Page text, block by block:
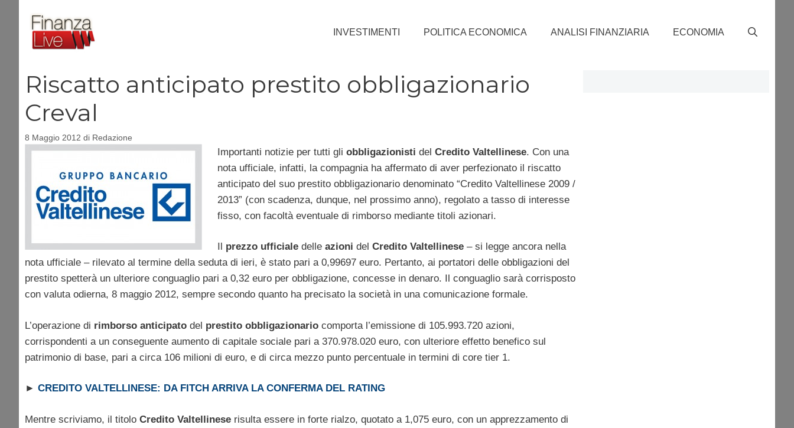
contenuto
INVESTIMENTI POLITICA ECONOMICA ANALISI FINANZIARIA ECONOMIA
Riscatto anticipato prestito obbligazionario
Creval
8 Maggio 2012 di Redazione
Importanti notizie per tutti gli obbligazionisti del Credito Valtellinese. Con una
nota ufficiale, infatti, la compagnia ha affermato di aver perfezionato il riscatto
anticipato del suo prestito obbligazionario denominato “Credito Valtellinese 2009 /
2013” (con scadenza, dunque, nel prossimo anno), regolato a tasso di interesse
fisso, con facoltà eventuale di rimborso mediante titoli azionari.
prezzo ufficialedelle azioni del Credito Valtellinese– si legge ancora nella
nota ufficiale – rilevato al termine della seduta di ieri, è stato pari a 0,99697 euro. Pertanto, ai portatori delle obbligazioni del
prestito spetterà un ulteriore conguaglio pari a 0,32 euro per obbligazione, concesse in denaro. Il conguaglio sarà corrisposto
con valuta odierna, 8 maggio 2012, sempre secondo quanto ha precisato la società in una comunicazione formale.
L’operazione di rimborso anticipato del prestito obbligazionario comporta l’emissione di 105.993.720 azioni,
corrispondenti a un conseguente aumento di capitale sociale pari a 370.978.020 euro, con ulteriore effetto benefico sul
patrimonio di base, pari a circa 106 milioni di euro, e di circa mezzo punto percentuale in termini di core tier 1.
► CREDITO VALTELLINESE: DA FITCH ARRIVA LA CONFERMA DEL RATING
Mentre scriviamo, il titolo Credito Valtellinese risulta essere in forte rialzo, quotato a 1,075 euro, con un apprezzamento di